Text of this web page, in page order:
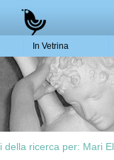
In Vetrina
della ricerca per: Mari